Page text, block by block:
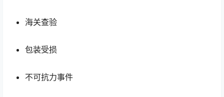
海关查验
包装受损
不可抗力事件